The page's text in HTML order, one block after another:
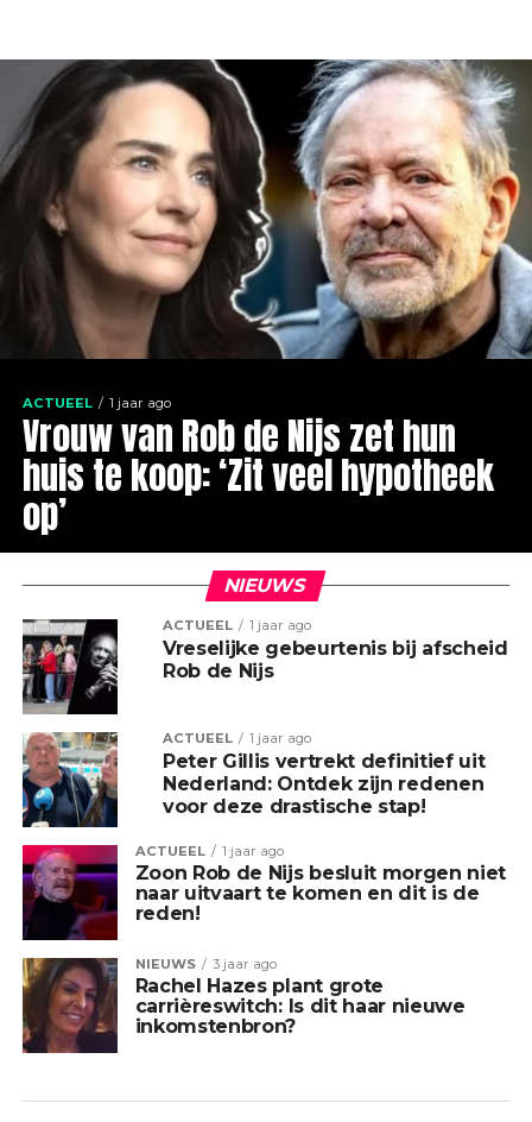
ACTUEEL 1 jaar ago
Vrouw van Rob de Nijs zet hun
huis te koop: ‘Zit veel hypotheek
op’
NIEUWS
ACTUEEL 1 jaar ago
Vreselijke gebeurtenis bij afscheid
Rob de Nijs
ACTUEEL 1 jaar ago
Peter Gillis vertrekt definitief uit
Nederland: Ontdek zijn redenen
voor deze drastische stap!
ACTUEEL 1 jaar ago
Zoon Rob de Nijs besluit morgen niet
naar uitvaart te komen en dit is de
reden!
NIEUWS 3 jaar ago
Rachel Hazes plant grote
carrièreswitch: Is dit haar nieuwe
inkomstenbron?